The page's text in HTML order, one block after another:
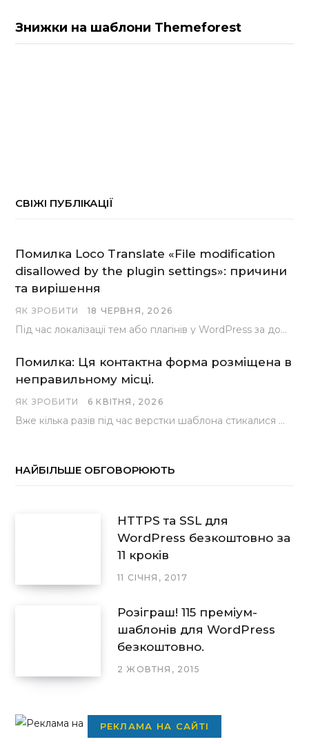
Знижки на шаблони Themeforest
СВІЖІ ПУБЛІКАЦІЇ
Помилка Loco Translate «File modification
disallowed by the plugin settings»: причини
та вирішення
ЯК ЗРОБИТИ 18 ЧЕРВНЯ, 2026
Під час локалізації тем або плагінів у WordPress за допомогою популярного інструменту Loco Translate розробники…
Помилка: Ця контактна форма розміщена в
неправильному місці.
ЯК ЗРОБИТИ 6 КВІТНЯ, 2026
Вже кілька разів під час верстки шаблона стикалися з проблемою, коли замість контактної форми, згенерованої…
НАЙБІЛЬШЕ ОБГОВОРЮЮТЬ
HTTPS та SSL для
WordPress безкоштовно за
11 кроків
11 СІЧНЯ, 2017
Розіграш! 115 преміум-
шаблонів для WordPress
безкоштовно.
2 ЖОВТНЯ, 2015
РЕКЛАМА НА САЙТІ